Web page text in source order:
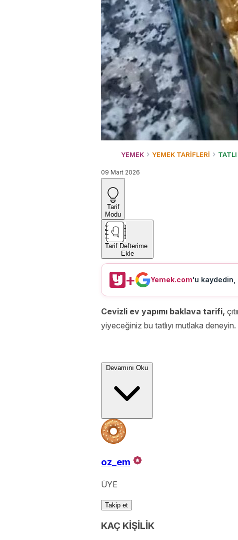
YEMEK YEMEK TARİFLERİ TATLI
09 Mart 2026
Tarif
Modu
Tarif Defterime
Ekle
+ Yemek.com'u kaydedin,
Cevizli ev yapımı baklava tarifi,
yiyeceğiniz bu tatlıyı mutlaka deneyin.
Devamını Oku
oz_em
ÜYE
Takip et
KAÇ KİŞİLİK